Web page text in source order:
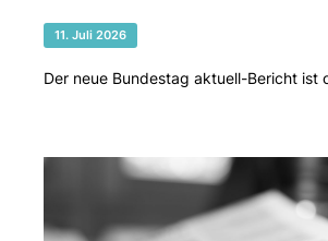
11. Juli 2026
Der neue Bundestag aktuell-Bericht ist